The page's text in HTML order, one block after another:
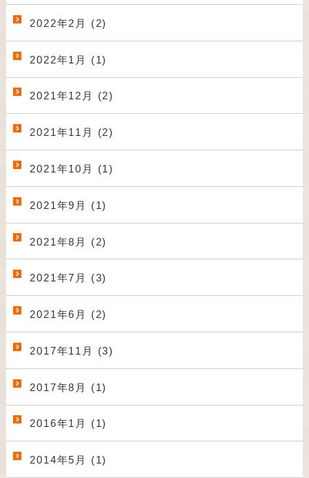
2022年2月 (2)
2022年1月 (1)
2021年12月 (2)
2021年11月 (2)
2021年10月 (1)
2021年9月 (1)
2021年8月 (2)
2021年7月 (3)
2021年6月 (2)
2017年11月 (3)
2017年8月 (1)
2016年1月 (1)
2014年5月 (1)